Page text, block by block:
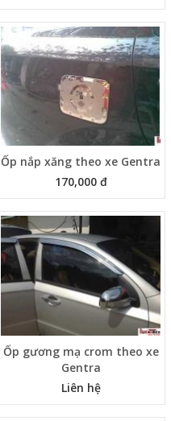
Ốp nắp xăng theo xe Gentra
170,000 đ
Ốp gương mạ crom theo xe
Gentra
Liên hệ